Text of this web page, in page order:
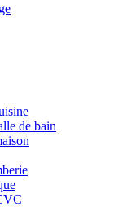
de bain